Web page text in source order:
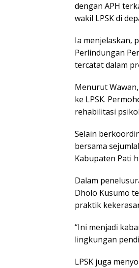
dengan APH
wakil LPSK di
Ia menjelaskan,
Perlindungan
tercatat dalam
Menurut
ke LPSK.
rehabilitasi
Selain
bersama
Kabupaten Pati
Dalam
Dholo Kusumo
praktik
“Ini menjadi
lingkungan
LPSK juga